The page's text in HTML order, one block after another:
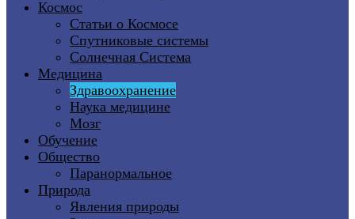
Космос
Статьи о Космосе
Спутниковые системы
Солнечная Система
Медицина
Здравоохранение
Наука медицине
Мозг
Обучение
Общество
Паранормальное
Природа
Явления природы